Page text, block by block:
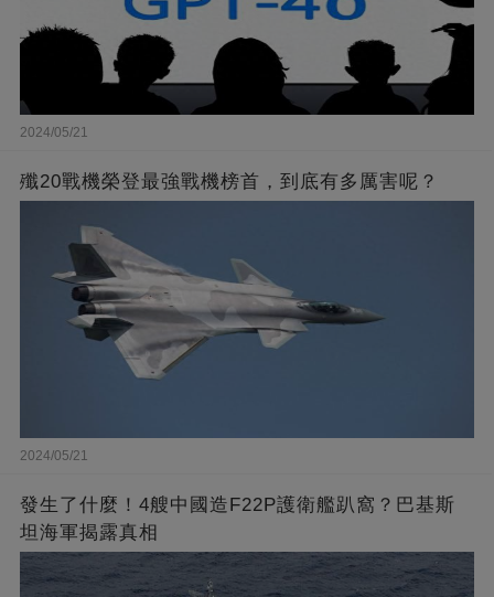
2024/05/21
殲20戰機榮登最強戰機榜首，到底有多厲害呢？
2024/05/21
發生了什麼！4艘中國造F22P護衛艦趴窩？巴基斯
坦海軍揭露真相